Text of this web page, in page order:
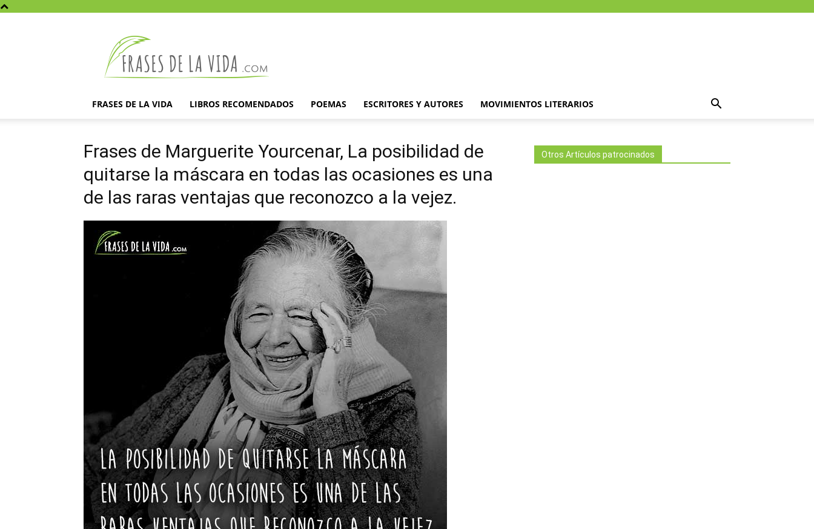
la
vida
FRASES DE LA VIDA LIBROS RECOMENDADOS POEMAS ESCRITORES Y AUTORES MOVIMIENTOS LITERARIOS
Frases de Marguerite Yourcenar, La posibilidad de
quitarse la máscara en todas las ocasiones es una
de las raras ventajas que reconozco a la vejez.
Otros Artículos patrocinados